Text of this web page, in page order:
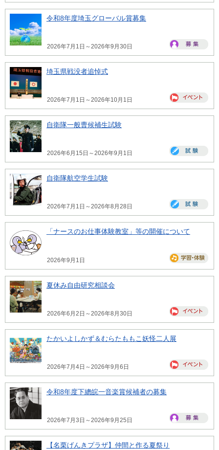
令和8年度埼玉グローバル賞募集
2026年7月1日～2026年9月30日
埼玉県戦没者追悼式
2026年7月1日～2026年10月1日
自衛隊一般曹候補生試験
2026年6月15日～2026年9月1日
自衛隊航空学生試験
2026年7月1日～2026年8月28日
「ナースのお仕事体験教室」等の開催について
2026年9月1日
夏休み自由研究相談会
2026年6月2日～2026年8月30日
たかいよしかず＆むらたももこ妖怪二人展
2026年7月4日～2026年9月6日
令和8年度下總皖一音楽賞候補者の募集
2026年7月3日～2026年9月25日
【名栗げんきプラザ】仲間と作る夏祭り